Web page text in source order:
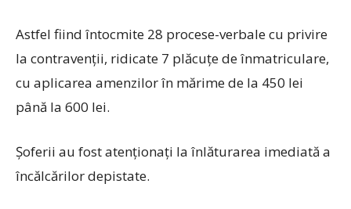
Astfel fiind întocmite 28 procese-verbale cu privire
la contravenţii, ridicate 7 plăcuțe de înmatriculare,
cu aplicarea amenzilor în mărime de la 450 lei
până la 600 lei.
Şoferii au fost atenţionaţi la înlăturarea imediată a
încălcărilor depistate.